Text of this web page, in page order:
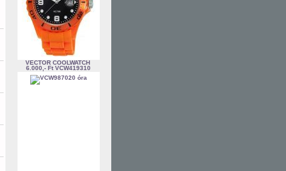
VECTOR COOLWATCH
6.000,- Ft VCW419310